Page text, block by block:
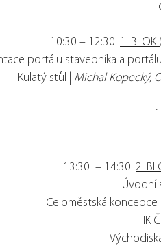
10:30 – 12:30: 1. BLOK
portálu stavebníka a
Kulatý stůl | Michal Kopecký,
13:30 – 14:30: 2.
Úvodní
Celoměstská koncepce
IK